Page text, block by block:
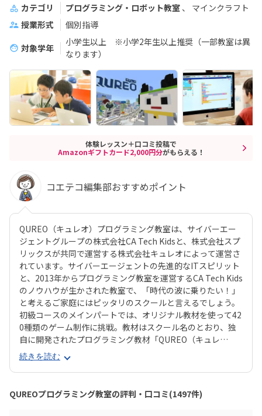
カテゴリ プログラミング・ロボット教室
マインクラフト
授業形式
個別指導
対象学年
小学生以上 ※小学2年生以上推奨（一部教室は異
なります）
体験レッスン＋口コミ投稿で
Amazonギフトカード2,000円分がもらえる！
コエテコ編集部おすすめポイント
QUREO（キュレオ）プログラミング教室は、サイバーエー
ジェントグループの株式会社CA Tech Kidsと、株式会社スプ
リックスが共同で運営する株式会社キュレオによって運営さ
れています。サイバーエージェントの先進的なITスピリット
と、2013年からプログラミング教室を運営するCA Tech Kids
のノウハウが生かされた教室で、「時代の波に乗りたい！」
と考えるご家庭にはピッタリのスクールと言えるでしょう。
初級コースのメインパートでは、オリジナル教材を使って42
0種類のゲーム制作に挑戦。教材はスクール名のとおり、独
自に開発されたプログラミング教材「QUREO（キュレ
オ）」です。スマホゲームのような感覚でサクサク進められ
るのに、本格的な内容が学べるのが魅力。子どもにとっても
「やらされている感」がないので、楽しくゲームをクリアし
ていくようなペースでどんどん学習を進めていけます。教材
のデザイン性も高く、実際にスマホゲーム開発で使用されて
続きを読む
QUREOプログラミング教室の評判・口コミ(1497件)